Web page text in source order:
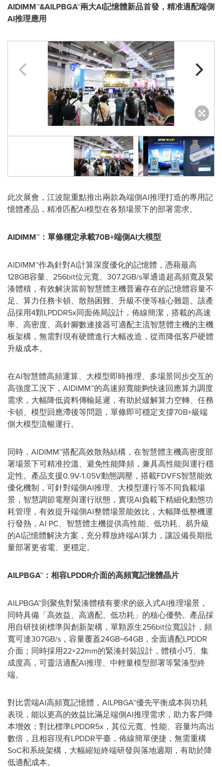
AIDIMM™&AILPBGA™兩大AI記憶體新品首發，精准適配端側
AI推理應用
此次展會，江波龍重點推出兩款為端側AI推理打造的專用記
憶體產品，精准匹配AI模型在各類場景下的部署需求。
AIDIMM™：單條穩定承載70B+端側AI大模型
AIDIMM™作為針對AI計算深度優化的記憶體，憑藉最高
128GB容量、256bit位元寬、307.2GB/s單通道超高頻寬及緊
湊體積，有效解決當前智慧體主機普遍存在的記憶體容量不
足、算力任務卡頓、散熱困難、升級不便等核心難題。該產
品採用4顆LPDDR5x同面佈局設計，佈線簡潔，搭載的高速
率、高密度、高針腳數連接器可適配主流智慧體主機的主機
板架構，無需對現有硬體進行大幅改造，從而降低客戶硬體
升級成本。
在AI智慧體高頻運算、大模型即時推理、多場景同步交互的
高強度工況下，AIDIMM™的高速頻寬能夠快速回應算力調度
需求，大幅降低資料傳輸延遲，有助於緩解算力空轉、任務
卡頓、模型回應滯後等問題，單條即可穩定支撐70B+級端
側大模型流暢運行。
同時，AIDIMM™搭配高效散熱結構，在智慧體主機高密度部
署場景下可精准控溫、避免性能降頻，兼具高性能與運行穩
定性。產品支援0.9V-1.05V動態調壓，搭載FDVFS智慧能效
優化機制，可針對端側AI推理、大模型運行等不同負載場
景，智慧調節電壓與運行狀態，實現AI負載下精細化動態功
耗管理，有效提升端側AI整體場景能效比，大幅降低整機運
行發熱，AI PC、智慧體主機提供高性能、低功耗、易升級
的AI記憶體解決方案，充分釋放終端AI算力，讓設備長期批
量部署更省電、更穩定。
AILPBGA™：相容LPDDR介面的高頻寬記憶體晶片
AILPBGA™則聚焦對緊湊體積有要求的嵌入式AI推理場景，
同時具備 「高效益、高適配、低功耗 」 的核心優勢。產品採
用自研技術標準與創新架構，單顆原生256bit位寬設計，頻
寬可達307GB/s，容量覆蓋24GB~64GB，全面適配LPDDR
介面；同時採用22×22mm的緊湊封裝設計，體積小巧、集
成度高，可靈活適配AI推理、中輕量模型部署等緊湊型終
端。
對比雲端AI高頻寬記憶體，AILPBGA™優先平衡成本與功耗
表現，能以更高的效益比滿足端側AI推理需求，助力客戶降
本增效；對比標準LPDDR5x，其位元寬、性能、容量均高出
數倍，且相容現有LPDDR平臺，佈線簡單便捷，無需重構
SoC和系統架構，大幅縮短終端研發與落地週期，有助於降
低適配成本。